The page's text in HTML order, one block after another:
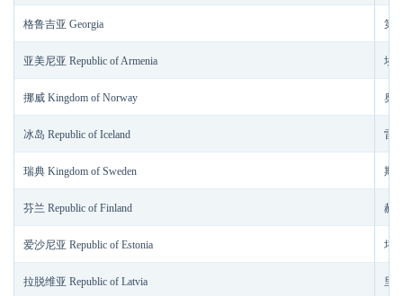
格鲁吉亚 Georgia 第
亚美尼亚 Republic of Armenia 埃
挪威 Kingdom of Norway 奥
冰岛 Republic of Iceland 雷
瑞典 Kingdom of Sweden 斯
芬兰 Republic of Finland 赫
爱沙尼亚 Republic of Estonia 塔
拉脱维亚 Republic of Latvia 里